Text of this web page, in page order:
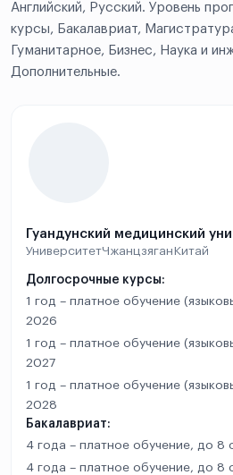
Английский, Русский. Уровень
курсы, Бакалавриат,
Гуманитарное, Бизнес, Наука и
Дополнительные.
Гуандунский медицинский
УниверситетЧжанцзяган Китай
Долгосрочные курсы:
1 год – платное обучение
2026
1 год – платное обучение
2027
1 год – платное обучение
2028
Бакалавриат:
4 года – платное обучение, до 8
4 года – платное обучение, до 8